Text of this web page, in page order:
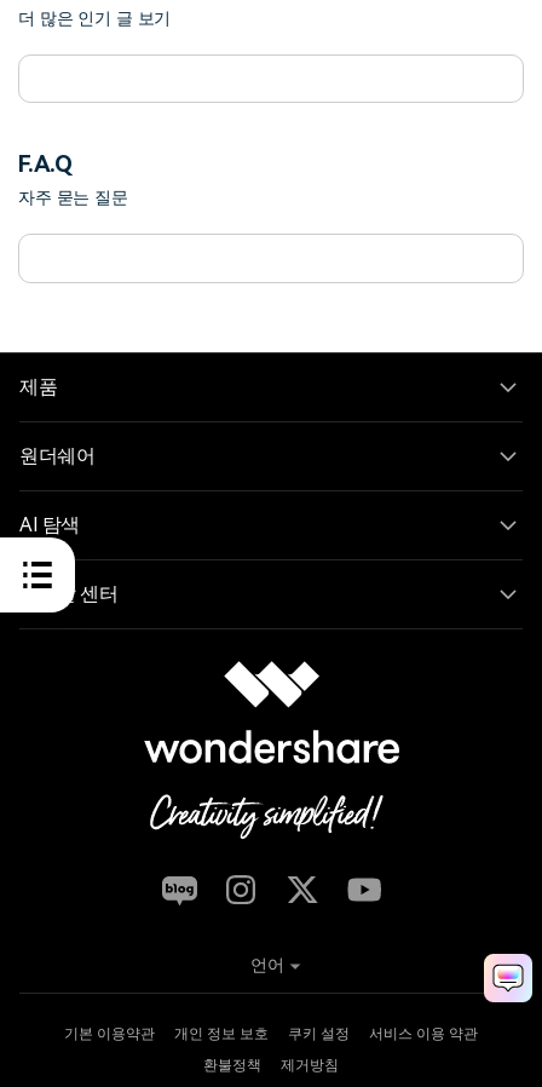
더 많은 인기 글 보기
F.A.Q
자주 묻는 질문
제품
원더쉐어
AI 탐색
도움말 센터
기본 이용약관 개인 정보 보호 쿠키 설정
서비스 이용 약관
환불정책
제거방침
언어